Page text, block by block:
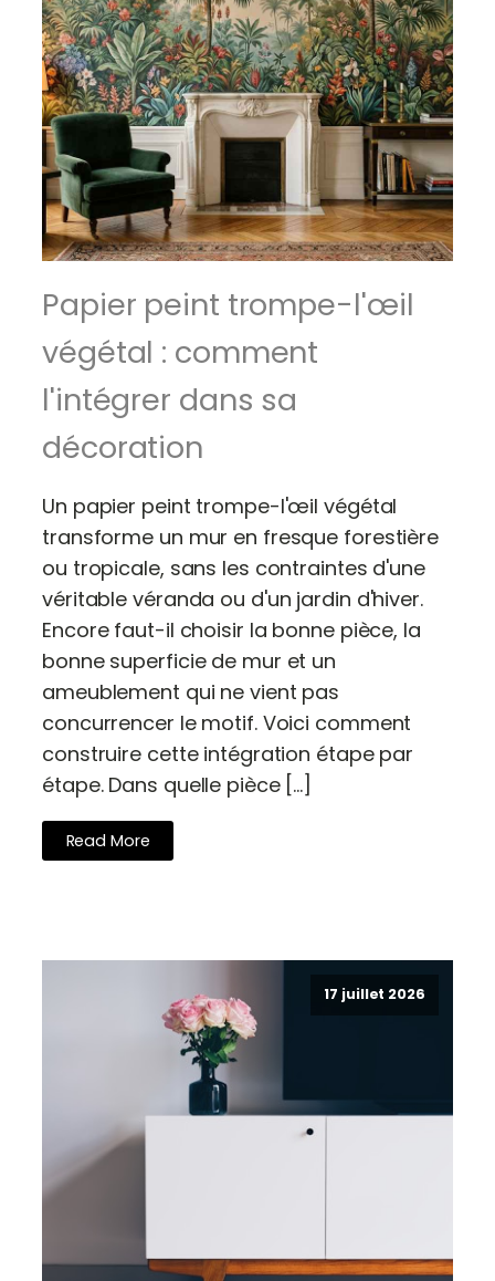
Papier peint trompe-l'œil
végétal : comment
l'intégrer dans sa
décoration
Un papier peint trompe-l'œil végétal
transforme un mur en fresque forestière
ou tropicale, sans les contraintes d'une
véritable véranda ou d'un jardin d'hiver.
Encore faut-il choisir la bonne pièce, la
bonne superficie de mur et un
ameublement qui ne vient pas
concurrencer le motif. Voici comment
construire cette intégration étape par
étape. Dans quelle pièce […]
Read More
17 juillet 2026